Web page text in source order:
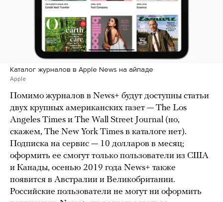
Каталог журналов в Apple News на айпаде
Apple
Помимо журналов в News+ будут доступны статьи
двух крупных американских газет — The Los
Angeles Times и The Wall Street Journal (но,
скажем, The New York Times в каталоге нет).
Подписка на сервис — 10 долларов в месяц;
оформить ее смогут только пользователи из США
и Канады, осенью 2019 года News+ также
появится в Австралии и Великобритании.
Российские пользователи не могут ни оформить